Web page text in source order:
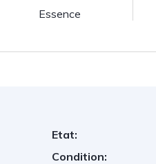
Essence
Etat:
Condition: